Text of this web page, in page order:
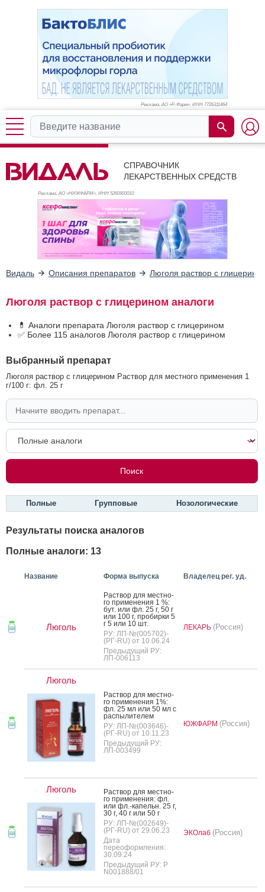
Реклама. АО «Р-Фарм», ИНН 7726311464
СПРАВОЧНИК
ЛЕКАРСТВЕННЫХ СРЕДСТВ
Реклама. АО «НИЖФАРМ», ИНН 5260900010
Видаль Описания препаратов Люголя раствор с
Люголя раствор с глицерином аналоги
💊 Аналоги препарата Люголя раствор с глицерином
✅ Более 115 аналогов Люголя раствор с глицерином
Выбранный препарат
Люголя раствор с глицерином Раствор для местного применения 1
г/100 г: фл. 25 г
Полные Групповые Нозологические
Результаты поиска аналогов
Полные аналоги: 13
Название Форма выпуска Владелец рег. уд.
Люголь
Рас­твор для мес­тно­
го при­мене­ния 1 %:
бут. или фл. 25 г, 50 г
или 100 г, про­бир­ки 5
г 5 или 10 шт.
РУ: ЛП-№(005702)-
(РГ-RU) от 10.06.24
Предыдущий РУ:
ЛП-006113
ЛЕКАРЬ (Россия)
Люголь
Рас­твор для мес­тно­
го при­мене­ния 1%:
фл. 25 мл или 50 мл с
рас­пы­лите­лем
РУ: ЛП-№(003646)-
(РГ-RU) от 10.11.23
Предыдущий РУ:
ЛП-003499
ЮЖФАРМ (Россия)
Люголь
Рас­твор для мес­тно­
го при­мене­ния: фл.
или фл.-ка­пельн. 25 г,
30 г, 40 г или 50 г
РУ: ЛП-№(002649)-
(РГ-RU) от 29.06.23
Дата
переоформления:
30.09.24
Предыдущий РУ: Р
N001888/01
ЭКОлаб (Россия)